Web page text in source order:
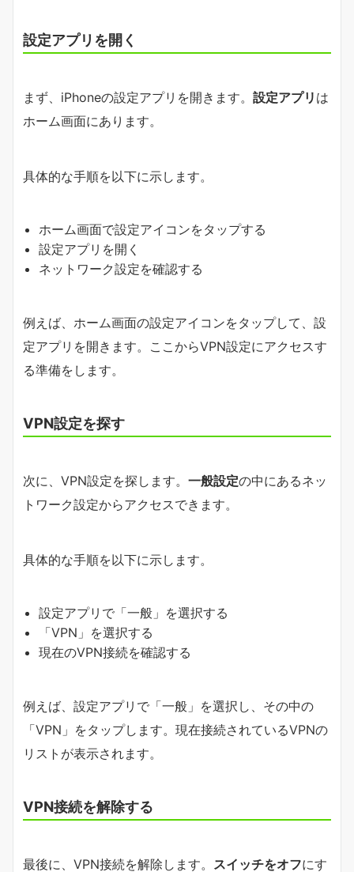
設定アプリを開く
まず、iPhoneの設定アプリを開きます。 設定アプリ は
ホーム画面にあります。
具体的な手順を以下に示します。
ホーム画面で設定アイコンをタップする
設定アプリを開く
ネットワーク設定を確認する
例えば、ホーム画面の設定アイコンをタップして、設
定アプリを開きます。ここからVPN設定にアクセスす
る準備をします。
VPN設定を探す
次に、VPN設定を探します。 一般設定の中にあるネッ
トワーク設定からアクセスできます。
具体的な手順を以下に示します。
設定アプリで「一般」を選択する
「VPN」を選択する
現在のVPN接続を確認する
例えば、設定アプリで「一般」を選択し、その中の
「VPN」をタップします。現在接続されているVPNの
リストが表示されます。
VPN接続を解除する
最後に、VPN接続を解除します。 スイッチをオフにす